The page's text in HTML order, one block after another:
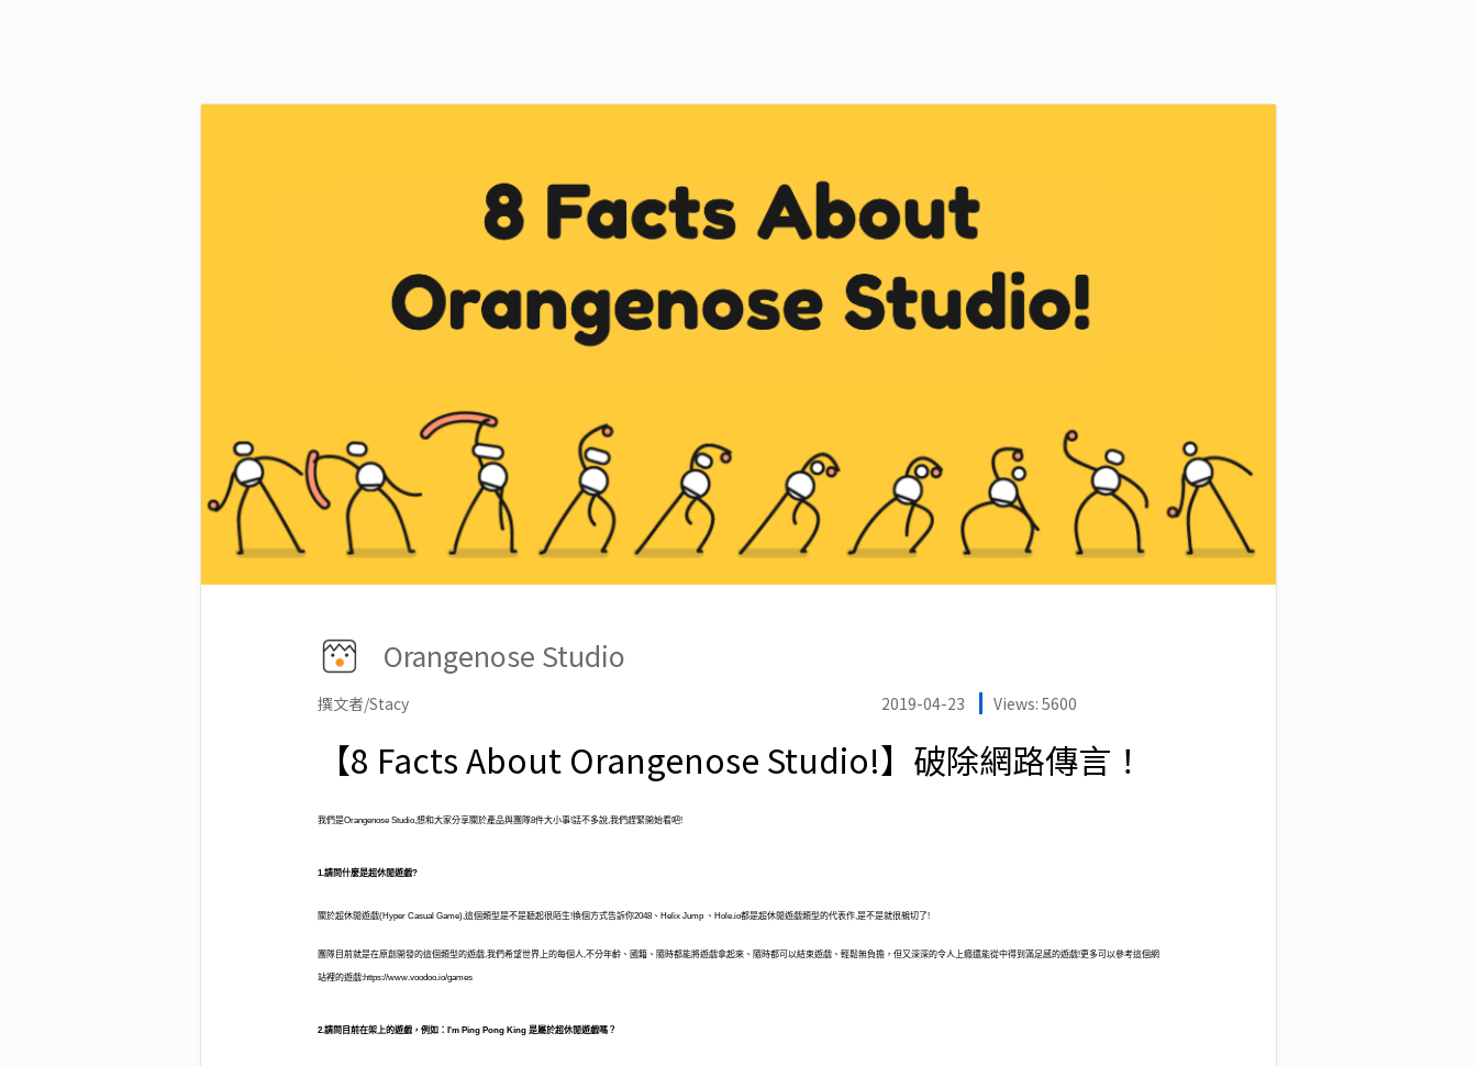
Orangenose Studio
撰文者/Stacy 2019-04-23 Views: 5600
【8 Facts About Orangenose Studio!】破除網路傳言！
我們是Orangenose Studio,想和大家分享關於產品與團隊8件大小事!話不多說,我們趕緊開始看吧!
1.請問什麼是超休閒遊戲?
關於超休閒遊戲(Hyper Casual Game),這個類型是不是聽起很陌生!換個方式告訴你2048、Helix Jump 、Hole.io都是超休閒遊戲類型的代表作,是不是就很親切了!
團隊目前就是在原創開發的這個類型的遊戲,我們希望世界上的每個人,不分年齡、國籍、隨時都能將遊戲拿起來、隨時都可以結束遊戲、輕鬆無負擔，但又深深的令人上癮還能從中得到滿足感的遊戲!更多可以參考這個網
站裡的遊戲:https://www.voodoo.io/games
2.請問目前在架上的遊戲，例如： I'm Ping Pong King 是屬於超休閒遊戲嗎？